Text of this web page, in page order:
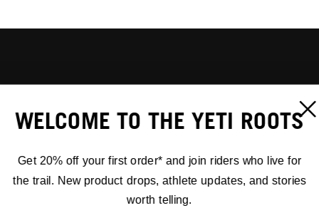
WELCOME TO THE YETI ROOTS
Get 20% off your first order* and join riders who live for
the trail. New product drops, athlete updates, and stories
worth telling.